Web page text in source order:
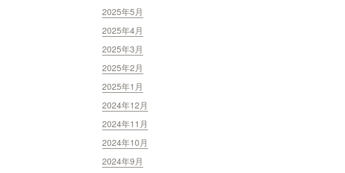
2025年5月
2025年4月
2025年3月
2025年2月
2025年1月
2024年12月
2024年11月
2024年10月
2024年9月